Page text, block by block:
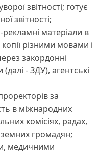
звітності; готує
звітності;
матеріали в
різними мовами і
закордонні
- ЗДУ), агентські
за
в міжнародних
комісіях, радах,
громадян;
медичними